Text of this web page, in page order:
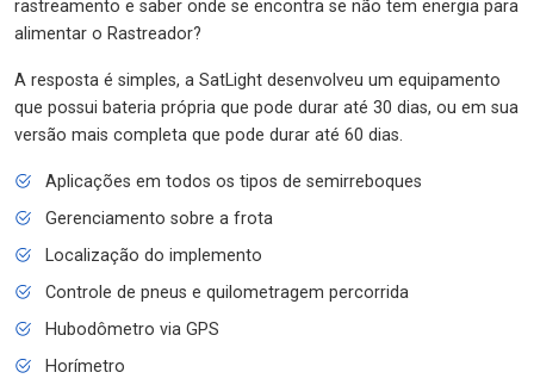
rastreamento e saber onde se encontra se não tem energia para
alimentar o Rastreador?
A resposta é simples, a SatLight desenvolveu um equipamento
que possui bateria própria que pode durar até 30 dias, ou em sua
versão mais completa que pode durar até 60 dias.
Aplicações em todos os tipos de semirreboques
Gerenciamento sobre a frota
Localização do implemento
Controle de pneus e quilometragem percorrida
Hubodômetro via GPS
Horímetro